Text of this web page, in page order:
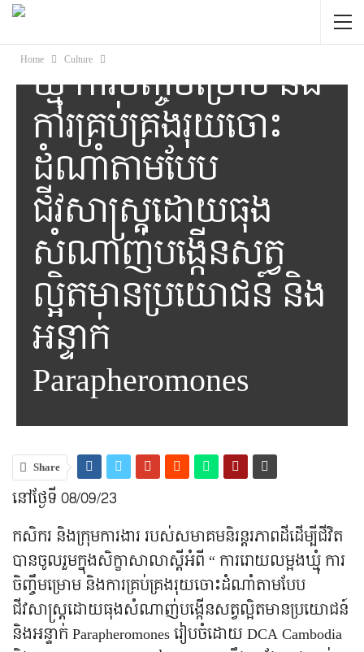
Home Culture
ស្ដីអំពី “ ការរោយលម្អង
ឃ្មុំ ការចិញ្ចឹមម្រោម និង
ការគ្រប់គ្រងរុយចោះ
ដំណាំតាមបែប
ជីវសាស្រ្តដោយធុង
សំណាញ់បង្កើនសត្វ
ល្អិតមានប្រយោជន៍ និង
អន្ទាក់
Parapheromones
Share
នៅថ្ងែទី 08/09/23
កសិករ និងក្រុមការងារ របស់សមាគមនិរន្តរភាពដីដើម្បីជីវិត
បានចូលរួមក្នុងសិក្ខាសាលាស្ដីអំពី “ ការរោយលម្អងឃ្មុំ ការ
ចិញ្ចឹមម្រោម និងការគ្រប់គ្រងរុយចោះដំណាំតាមបែប
ជីវសាស្រ្តដោយធុងសំណាញ់បង្កើនសត្វល្អិតមានប្រយោជន៍
និងអន្ទាក់ Parapheromones រៀបចំដោយ DCA Cambodia